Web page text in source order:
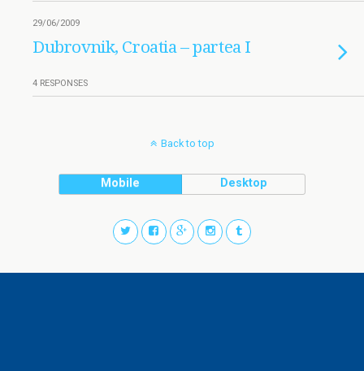
29/06/2009
Dubrovnik, Croatia – partea I
4 RESPONSES
Back to top
Mobile Desktop